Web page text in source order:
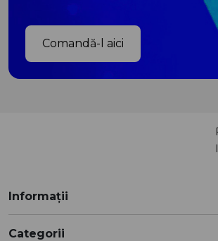
Comandă-l aici
Informații
Categorii